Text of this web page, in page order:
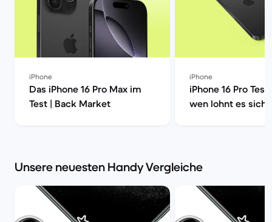
iPhone
Das iPhone 16 Pro Max im
Test | Back Market
iPhone
iPhone 16 Pro
wen lohnt es
Unsere neuesten Handy Vergleiche